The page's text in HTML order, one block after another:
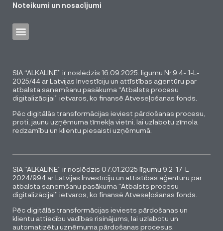
Noteikumi un nosacījumi
SIA “ALKALINE” ir noslēdzis 16.09.2025. līgumu Nr.9.4- 1-L-
2025/44 ar Latvijas Investīciju un attīstības aģentūru par
atbalsta saņemšanu pasākuma “Atbalsts procesu
digitalizācijai” ietvaros, ko finansē Atveseļošanas fonds.
Pēc digitālās transformācijas ieviest pārdošanas procesu,
proti, jaunu uzņēmuma tīmekļa vietni, lai uzlabotu zīmola
redzamību un klientu piesaisti uzņēmumā.
SIA “ALKALINE” ir noslēdzis 07.01.2025 līgumu 9.2-17-L-
2024/994 ar Latvijas Investīciju un attīstības aģentūru par
atbalsta saņemšanu pasākuma “Atbalsts procesu
digitalizācijai” ietvaros, ko finansē Atveseļošanas fonds.
Pēc digitālās transformācijas ieviests pārdošanas un
klientu attiecību vadības risinājums, lai uzlabotu un
automatizētu uzņēmuma pārdošanas procesus.